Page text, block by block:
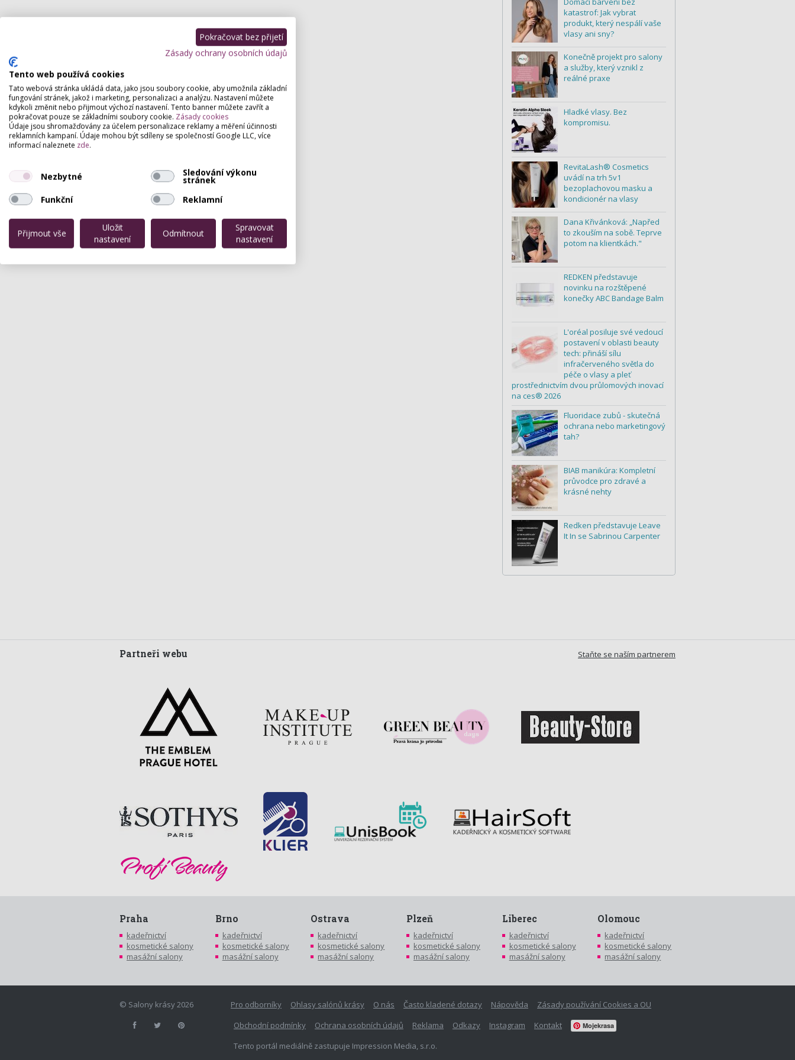
katastrof: Jak vybrat
produkt, který nespálí vaše
vlasy ani sny?
Konečně projekt pro salony
a služby, který vznikl z
reálné praxe
Hladké vlasy. Bez
kompromisu.
RevitaLash® Cosmetics
uvádí na trh 5v1
bezoplachovou masku a
kondicionér na vlasy
Dana Křivánková: „Napřed
to zkouším na sobě. Teprve
potom na klientkách."
REDKEN představuje
novinku na rozštěpené
konečky ABC Bandage Balm
L'oréal posiluje své vedoucí
postavení v oblasti beauty
tech: přináší sílu
infračerveného světla do
péče o vlasy a pleť
prostřednictvím dvou průlomových inovací
na ces® 2026
Fluoridace zubů - skutečná
ochrana nebo marketingový
tah?
BIAB manikúra: Kompletní
průvodce pro zdravé a
krásné nehty
Redken představuje Leave
It In se Sabrinou Carpenter
Staňte se naším partnerem
Partneři webu
Praha
kadeřnictví
kosmetické salony
masážní salony
Brno
kadeřnictví
kosmetické salony
masážní salony
Ostrava
kadeřnictví
kosmetické salony
masážní salony
Plzeň
kadeřnictví
kosmetické salony
masážní salony
Liberec
kadeřnictví
kosmetické salony
masážní salony
Olomouc
kadeřnictví
kosmetické salony
masážní salony
Pro odborníky Ohlasy salónů krásy O nás Často kladené dotazy Nápověda
Zásady používání Cookies a OU
Obchodní podmínky
Ochrana osobních údajů Reklama Odkazy Instagram Kontakt Mojekrasa
Tento portál mediálně zastupuje Impression Media, s.r.o.
© Salony krásy 2026
Pokračovat bez přijetí
Zásady ochrany osobních údajů
Tento web používá cookies
Tato webová stránka ukládá data, jako jsou soubory cookie, aby umožnila základní
fungování stránek, jakož i marketing, personalizaci a analýzu. Nastavení můžete
kdykoli změnit nebo přijmout výchozí nastavení. Tento banner můžete zavřít a
pokračovat pouze se základními soubory cookie. Zásady cookies
Údaje jsou shromažďovány za účelem personalizace reklamy a měření účinnosti
reklamních kampaní. Údaje mohou být sdíleny se společností Google LLC, více
informací naleznete zde.
Nezbytné Sledování výkonu
stránek
Funkční
Reklamní
Přijmout vše
Uložit
nastavení
Odmítnout
Spravovat
nastavení